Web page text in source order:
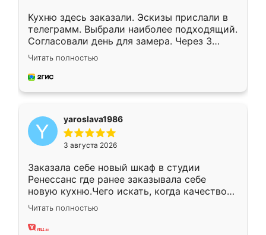
Кухню здесь заказали. Эскизы прислали в
телеграмм. Выбрали наиболее подходящий.
Согласовали день для замера. Через 3
недели кухня была уже готова. Остались
довольны работой. Спасибо Ренессанс
мебель за качественную работу!
Читать полностью
yaroslava1986
3 августа 2026
Заказала себе новый шкаф в студии
Ренессанс где ранее заказывала себе
новую кухню.Чего искать, когда качеством
вполне довольна. Служит кухня уже почти
два года, нареканий нет.
Читать полностью